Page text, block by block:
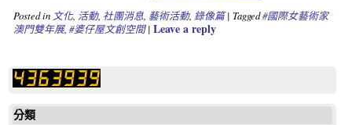
Posted in 文化, 活動, 社團消息, 藝術活動, 錄像篇| Tagged#國際女藝術家
澳門雙年展, #婆仔屋文創空間| Leave a reply
分類